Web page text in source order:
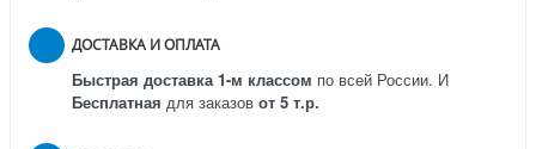
ДОСТАВКА И ОПЛАТА
Быстрая доставка 1-м классом по всей России. И
Бесплатная для заказов от 5 т.р.